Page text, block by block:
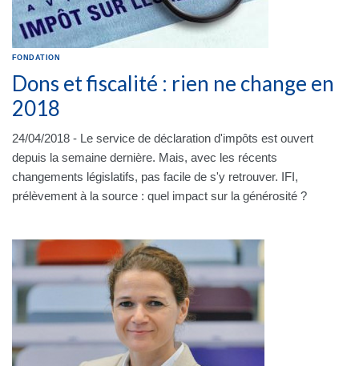
FONDATION
Dons et fiscalité : rien ne change en
2018
24/04/2018 - Le service de déclaration d'impôts est ouvert
depuis la semaine dernière. Mais, avec les récents
changements législatifs, pas facile de s'y retrouver. IFI,
prélèvement à la source : quel impact sur la générosité ?